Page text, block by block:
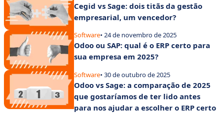
Cegid vs Sage: dois titãs da gestão
empresarial, um vencedor?
Software• 24 de novembro de 2025
Odoo ou SAP: qual é o ERP certo para
sua empresa em 2025?
Software• 30 de outubro de 2025
Odoo vs Sage: a comparação de 2025
que gostaríamos de ter lido antes
para nos ajudar a escolher o ERP certo